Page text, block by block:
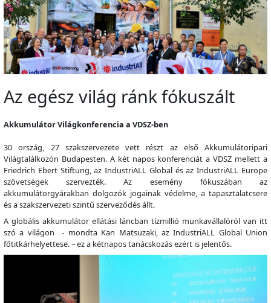
Az egész világ ránk fókuszált
Akkumulátor Világkonferencia a VDSZ-ben
30 ország, 27 szakszervezete vett részt az első Akkumulátoripari
Világtalálkozón Budapesten. A két napos konferenciát a VDSZ mellett a
Friedrich Ebert Stiftung, az IndustriALL Global és az IndustriALL Europe
szövetségek szervezték. Az esemény fókuszában az
akkumulátorgyárakban dolgozók jogainak védelme, a tapasztalatcsere
és a szakszervezeti szintű szerveződés állt.
A globális akkumulátor ellátási láncban tízmillió munkavállalóról van itt
szó a világon - mondta Kan Matsuzaki, az IndustriALL Global Union
főtitkárhelyettese. – ez a kétnapos tanácskozás ezért is jelentős.